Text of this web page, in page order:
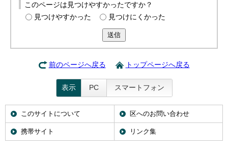
このページは見つけやすかったですか？
見つけやすかった
見つけにくかった
送信
前のページへ戻る トップページへ戻る
表示 PC スマートフォン
このサイトについて 区へのお問い合わせ
携帯サイト リンク集